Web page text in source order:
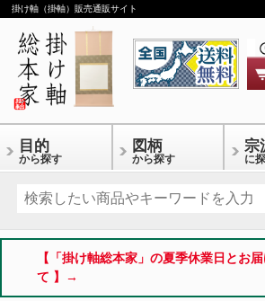
掛け軸（掛軸）販売通販サイト
目的
から探す
図柄
から探す
宗
に
【「掛け軸総本家」の夏季休業日とお
て 】→